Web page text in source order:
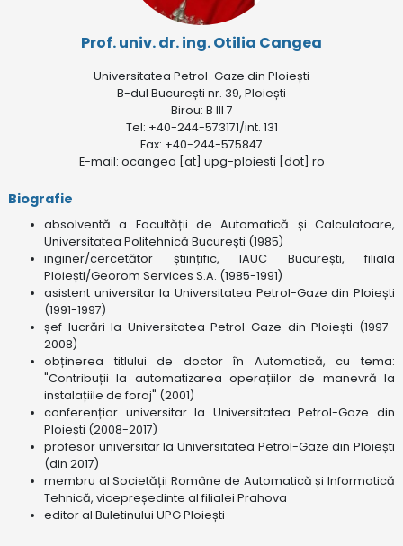
Prof. univ. dr. ing. Otilia Cangea
Universitatea Petrol-Gaze din Ploiești
B-dul București nr. 39, Ploiești
Birou: B III 7
Tel: +40-244-573171/int. 131
Fax: +40-244-575847
E-mail: ocangea [at] upg-ploiesti [dot] ro
Biografie
absolventă a Facultății de Automatică și Calculatoare,
Universitatea Politehnică București (1985)
inginer/cercetător științific, IAUC București, filiala
Ploiești/Georom Services S.A. (1985-1991)
asistent universitar la Universitatea Petrol-Gaze din Ploiești
(1991-1997)
șef lucrări la Universitatea Petrol-Gaze din Ploiești (1997-
2008)
obținerea titlului de doctor în Automatică, cu tema:
"Contribuții la automatizarea operațiilor de manevră la
instalațiile de foraj" (2001)
conferențiar universitar la Universitatea Petrol-Gaze din
Ploiești (2008-2017)
profesor universitar la Universitatea Petrol-Gaze din Ploiești
(din 2017)
membru al Societății Române de Automatică și Informatică
Tehnică, vicepreședinte al filialei Prahova
editor al Buletinului UPG Ploiești